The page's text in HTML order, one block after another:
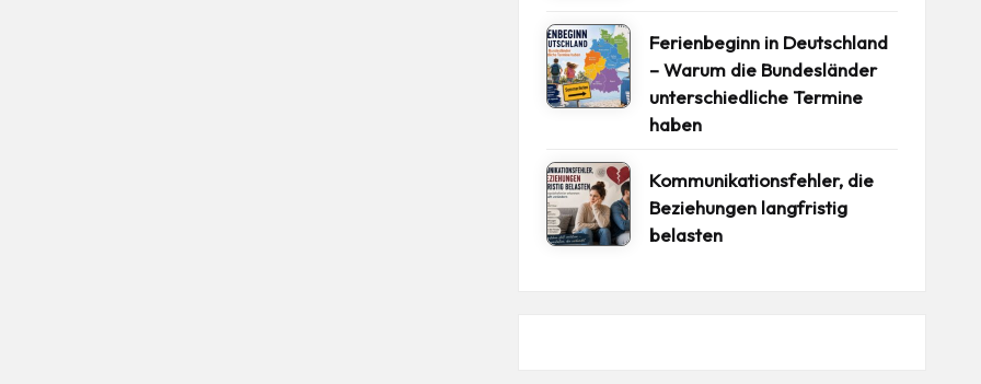
Ferienbeginn in Deutschland
– Warum die Bundesländer
unterschiedliche Termine
haben
Kommunikationsfehler, die
Beziehungen langfristig
belasten